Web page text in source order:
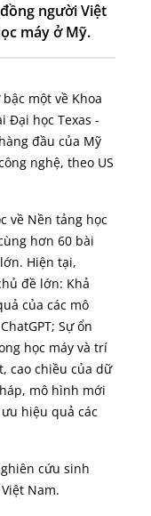
người Việt
máy ở Mỹ.
một về Khoa
Đại học Texas -
đầu của Mỹ
nghệ, theo US
về Nền tảng học
hơn 60 bài
Hiện tại,
đề lớn: Khả
của các mô
Sự ổn
học máy và trí
cao chiều của dữ
mô hình mới
hiệu quả các
cứu sinh
Nam.